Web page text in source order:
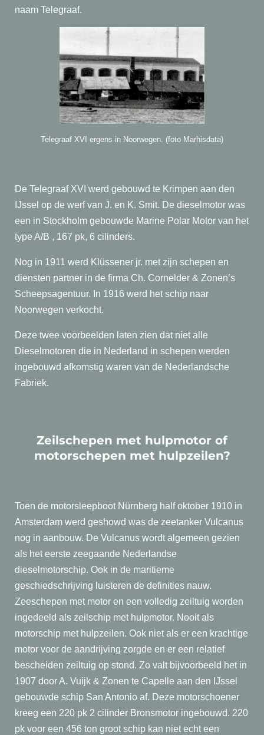
naam Telegraaf.
Telegraaf XVI ergens in Noorwegen. (foto Marhisdata)
De Telegraaf XVI werd gebouwd te Krimpen aan den
IJssel op de werf van J. en K. Smit. De dieselmotor was
een in Stockholm gebouwde Marine Polar Motor van het
type A/B , 167 pk, 6 cilinders.
Nog in 1911 werd Klüssener jr. met zijn schepen en
diensten partner in de firma Ch. Cornelder & Zonen’s
Scheepsagentuur. In 1916 werd het schip naar
Noorwegen verkocht.
Deze twee voorbeelden laten zien dat niet alle
Dieselmotoren die in Nederland in schepen werden
ingebouwd afkomstig waren van de Nederlandsche
Fabriek.
Zeilschepen met hulpmotor of
motorschepen met hulpzeilen?
Toen de motorsleepboot Nürnberg half oktober 1910 in
Amsterdam werd geshowd was de zeetanker Vulcanus
nog in aanbouw. De Vulcanus wordt algemeen gezien
als het eerste zeegaande Nederlandse
dieselmotorschip. Ook in de maritieme
geschiedschrijving luisteren de definities nauw.
Zeeschepen met motor en een volledig zeiltuig worden
ingedeeld als zeilschip met hulpmotor. Nooit als
motorschip met hulpzeilen. Ook niet als er een krachtige
motor voor de aandrijving zorgde en er een relatief
bescheiden zeiltuig op stond. Zo valt bijvoorbeeld het in
1907 door A. Vuijk & Zonen te Capelle aan den IJssel
gebouwde schip San Antonio af. Deze motorschoener
kreeg een 220 pk 2 cilinder Bronsmotor ingebouwd. 220
pk voor een 456 ton groot schip kan niet echt een